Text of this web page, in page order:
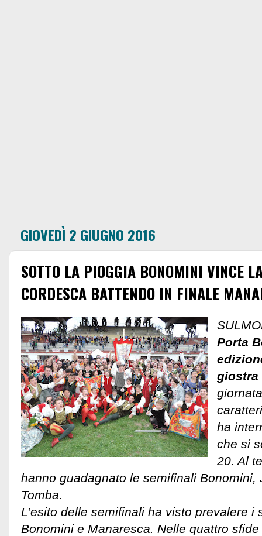
GIOVEDÌ 2 GIUGNO 2016
SOTTO LA PIOGGIA BONOMINI VINCE
CORDESCA BATTENDO IN FINALE
Porta
giostra
ha
che si
20. Al
hanno guadagnato le semifinali Bonomini,
Tomba.
L’esito delle semifinali ha visto prevalere i
Bonomini e Manaresca. Nelle quattro